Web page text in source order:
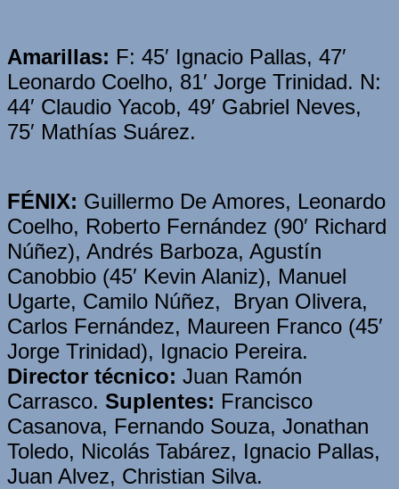
Amarillas: F: 45′ Ignacio Pallas, 47′
Leonardo Coelho, 81′ Jorge Trinidad. N:
44′ Claudio Yacob, 49′ Gabriel Neves,
75′ Mathías Suárez.
FÉNIX: Guillermo De Amores, Leonardo
Coelho, Roberto Fernández (90′ Richard
Núñez), Andrés Barboza, Agustín
Canobbio (45′ Kevin Alaniz), Manuel
Ugarte, Camilo Núñez, Bryan Olivera,
Carlos Fernández, Maureen Franco (45′
Jorge Trinidad), Ignacio Pereira.
Director técnico: Juan Ramón
Carrasco. Suplentes: Francisco
Casanova, Fernando Souza, Jonathan
Toledo, Nicolás Tabárez, Ignacio Pallas,
Juan Alvez, Christian Silva.